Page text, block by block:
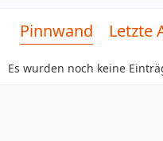
Pinnwand Letzte
Es wurden noch keine